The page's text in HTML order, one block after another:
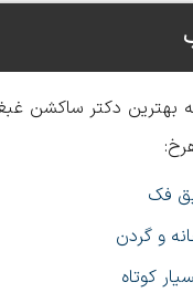
بهترین دکتر ساکشن
فک
و گردن
کوتاه